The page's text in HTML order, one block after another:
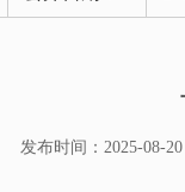
发布时间：2025-08-20